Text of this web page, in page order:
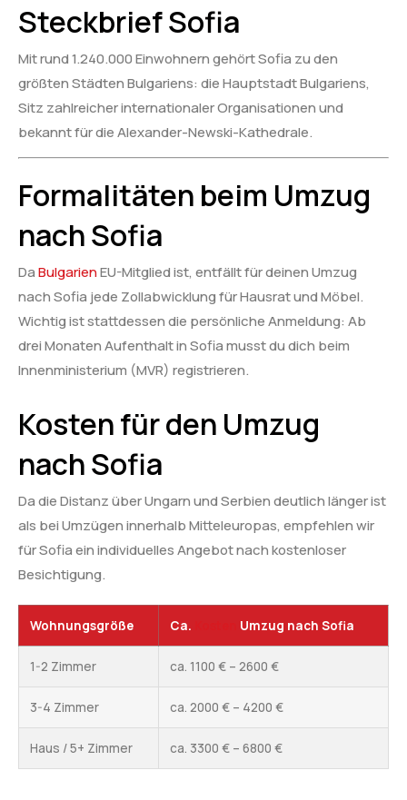
Steckbrief Sofia
Mit rund 1.240.000 Einwohnern gehört Sofia zu den
größten Städten Bulgariens: die Hauptstadt Bulgariens,
Sitz zahlreicher internationaler Organisationen und
bekannt für die Alexander-Newski-Kathedrale.
Formalitäten beim Umzug
nach Sofia
DaBulgarienEU-Mitglied ist, entfällt für deinen Umzug
nach Sofia jede Zollabwicklung für Hausrat und Möbel.
Wichtig ist stattdessen die persönliche Anmeldung: Ab
drei Monaten Aufenthalt in Sofia musst du dich beim
Innenministerium (MVR) registrieren.
Kosten für den Umzug
nach Sofia
Da die Distanz über Ungarn und Serbien deutlich länger ist
als bei Umzügen innerhalb Mitteleuropas, empfehlen wir
für Sofia ein individuelles Angebot nach kostenloser
Besichtigung.
Wohnungsgröße Ca. Umzug nach Sofia
1-2 Zimmer ca. 1100 € – 2600 €
3-4 Zimmer ca. 2000 € – 4200 €
Haus / 5+ Zimmer ca. 3300 € – 6800 €